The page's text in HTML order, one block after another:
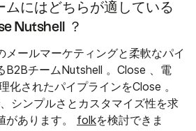
ムにはどちらが適している
Nutshell ？
メールマーケティングと柔軟なパイ
B2BチームNutshell 。Close 、電
化されたパイプラインをClose 。
シンプルさとカスタマイズ性を求
があります。 folkを検討できま